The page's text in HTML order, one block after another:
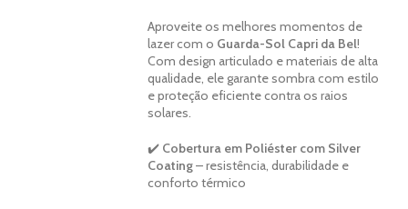
Aproveite os melhores momentos de
lazer com o Guarda-Sol Capri da Bel!
Com design articulado e materiais de alta
qualidade, ele garante sombra com estilo
e proteção eficiente contra os raios
solares.
✔️ Cobertura em Poliéster com Silver
Coating– resistência, durabilidade e
conforto térmico